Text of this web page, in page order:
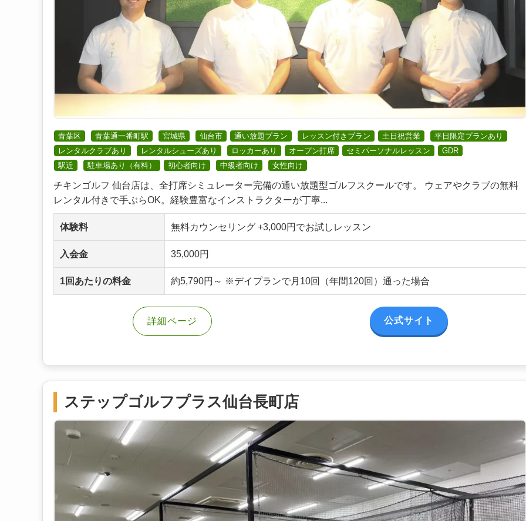
青葉区 青葉通一番町駅 宮城県 仙台市 通い放題プラン レッスン付きプラン 土日祝営業
平日限定プランあり
レンタルクラブあり
レンタルシューズあり ロッカーあり オープン打席 セミパーソナルレッスン
GDR
駅近
駐車場あり（有料） 初心者向け 中級者向け 女性向け
チキンゴルフ 仙台店は、全打席シミュレーター完備の通い放題型ゴルフスクールです。 ウェアやクラブの無料
レンタル付きで手ぶらOK。経験豊富なインストラクターが丁寧...
体験料 無料カウンセリング +3,000円でお試しレッスン
入会金 35,000円
1回あたりの料金 約5,790円～ ※デイプランで月10回（年間120回）通った場合
詳細ページ 公式サイト
ステップゴルフプラス仙台長町店